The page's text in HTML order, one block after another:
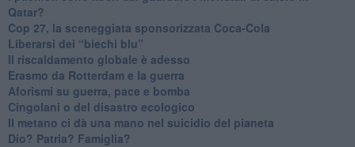
Qatar?
​Cop 27, la sceneggiata sponsorizzata Coca-Cola
​Liberarsi dei “biechi blu”
Il riscaldamento globale è adesso
​Erasmo da Rotterdam e la guerra
​Aforismi su guerra, pace e bomba
Cingolani o del disastro ecologico
​Il metano ci dà una mano nel suicidio del pianeta
​Dio? Patria? Famiglia?